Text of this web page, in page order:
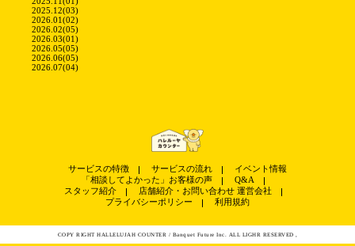
2025.12(03)
2026.01(02)
2026.02(05)
2026.03(01)
2026.05(05)
2026.06(05)
2026.07(04)
サービスの特徴 サービスの流れ
イベント情報
「相談してよかった」お客様の声
Q&A
スタッフ紹介
店舗紹介・お問い合わせ 運営会社
プライバシーポリシー
利用規約
COPY RIGHT HALLELUJAH COUNTER / Banquet Future Inc. ALL LIGHR RESERVED ,